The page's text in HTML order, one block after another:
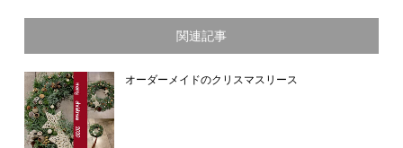
関連記事
オーダーメイドのクリスマスリース